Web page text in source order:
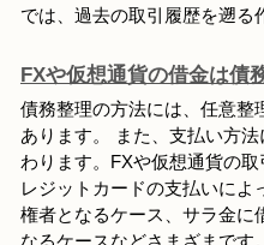
では、過去の取引履歴を遡る
FXや仮想通貨の借金は債
債務整理の方法には、任意整
あります。 また、支払い方
わります。FXや仮想通貨の
レジットカードの支払いに
権者となるケース、サラ金に
なるケースなどさまざまです